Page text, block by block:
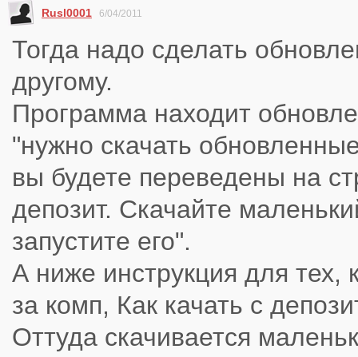
Rusl0001 6/04/2011
Тогда надо сделать
другому.
Программа находит
"нужно скачать
вы будете переведены на
депозит. Скачайте
запустите его".
А ниже инструкция для тех,
за комп, Как качать с
Оттуда скачивается